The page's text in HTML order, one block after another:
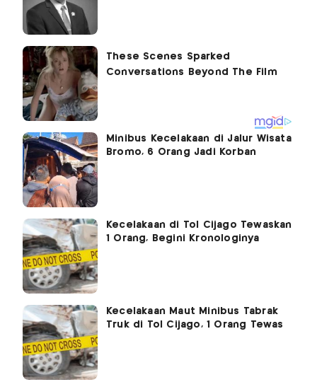
Minibus Kecelakaan di Jalur Wisata
Bromo, 6 Orang Jadi Korban
Kecelakaan di Tol Cijago Tewaskan
1 Orang, Begini Kronologinya
Kecelakaan Maut Minibus Tabrak
Truk di Tol Cijago, 1 Orang Tewas